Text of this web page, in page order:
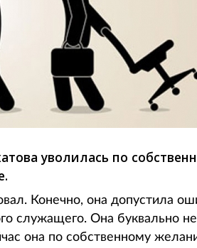
уволилась по
Конечно, она допустила
служащего. Она буквально
она по собственному